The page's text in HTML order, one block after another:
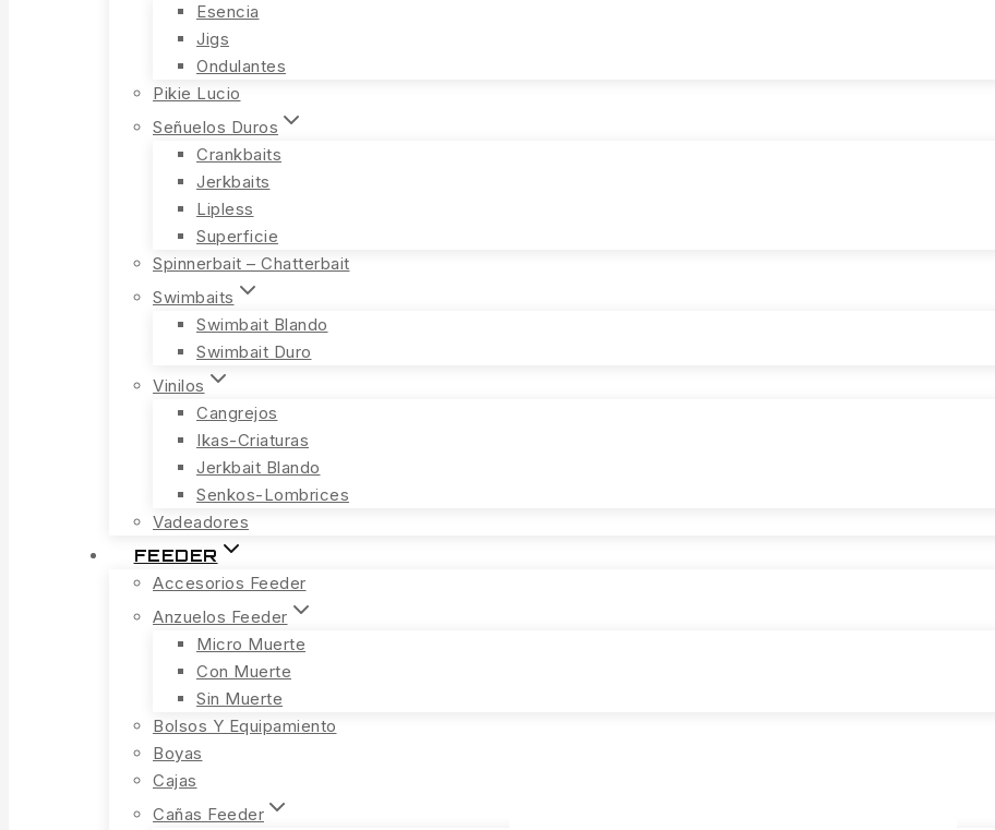
Esencia
Jigs
Ondulantes
Pikie Lucio
Señuelos Duros
Crankbaits
Jerkbaits
Lipless
Superficie
Spinnerbait – Chatterbait
Swimbaits
Swimbait Blando
Swimbait Duro
Vinilos
Cangrejos
Ikas-Criaturas
Jerkbait Blando
Senkos-Lombrices
Vadeadores
FEEDER
Accesorios Feeder
Anzuelos Feeder
Micro Muerte
Con Muerte
Sin Muerte
Bolsos Y Equipamiento
Boyas
Cajas
Cañas Feeder